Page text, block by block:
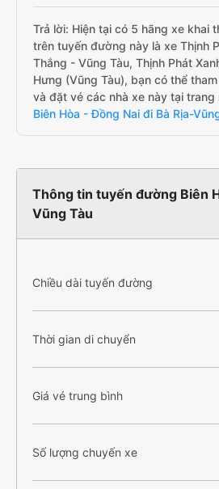
Trả lời: Hiện tại có 5 hãng xe khai
trên tuyến đường này là xe Thịnh
Thắng - Vũng Tàu, Thịnh Phát
Hưng (Vũng Tàu), bạn có thể
và đặt vé các nhà xe này tại trang
Biên Hòa - Đồng Nai đi Bà Rịa-
Thông tin tuyến đường Biên
Vũng Tàu
Chiều dài tuyến đường
Thời gian di chuyển
Giá vé trung bình
Số lượng chuyến xe